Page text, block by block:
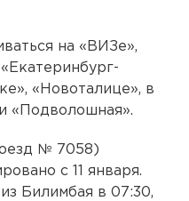
на «ВИЗе»,
«Новоталице», в
«Подволошная».
№ 7058)
с 11 января.
Билимбая в 07:30,